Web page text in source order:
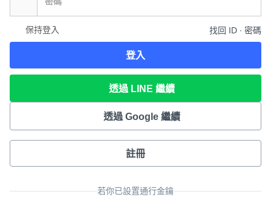
保持登入 找回 ID ∙ 密碼
登入
透過 LINE 繼續
透過 Google 繼續
註冊
若你已設置通行金鑰